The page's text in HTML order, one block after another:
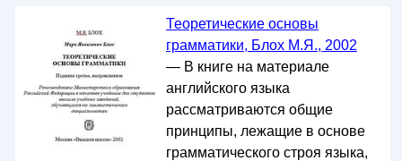
Теоретические основы
грамматики, Блох М.Я., 2002
— В книге на материале
английского языка
рассматриваются общие
принципы, лежащие в основе
грамматического строя языка,